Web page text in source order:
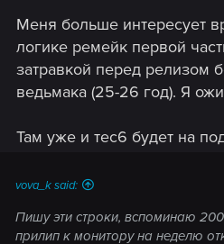
Меня больше интересует
логике ремейк первой
затравкой перед релизом
ведьмака (25-26 год). Я
Там уже и тес6 будет на
vova_k said:
Пишу эти строки, вспоминаю
прилип к монитору на неделю